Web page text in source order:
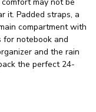
it. Padded straps, a
compartment with
for notebook and
and the rain
the perfect 24-